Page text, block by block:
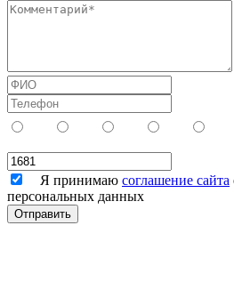
Я принимаю соглашение сайта
персональных данных